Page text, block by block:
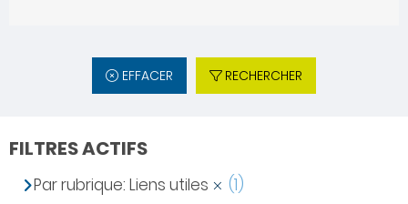
EFFACER RECHERCHER
FILTRES ACTIFS
Par rubrique: Liens utiles (1)